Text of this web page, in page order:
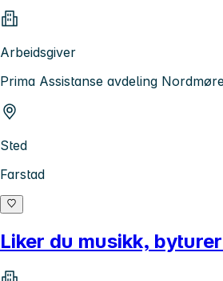
Arbeidsgiver
Prima Assistanse avdeling
Sted
Farstad
Liker du musikk,